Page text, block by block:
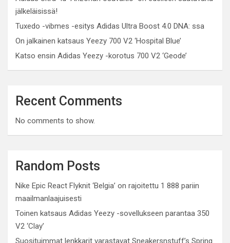
jälkeläisissä!
Tuxedo -vibmes -esitys Adidas Ultra Boost 4.0 DNA: ssa
On jalkainen katsaus Yeezy 700 V2 ‘Hospital Blue’
Katso ensin Adidas Yeezy -korotus 700 V2 ‘Geode’
Recent Comments
No comments to show.
Random Posts
Nike Epic React Flyknit ‘Belgia’ on rajoitettu 1 888 pariin
maailmanlaajuisesti
Toinen katsaus Adidas Yeezy -sovellukseen parantaa 350
V2 ‘Clay’
Suosituimmat lenkkarit varastavat Sneakersnstuff’s Spring